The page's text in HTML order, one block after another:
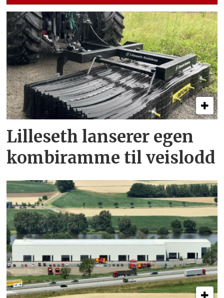
Lilleseth lanserer egen
kombi­ramme til veislodd